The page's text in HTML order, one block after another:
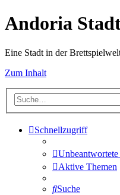
Andoria
Eine Stadt in der
Zum Inhalt
Schnellzugriff
Aktive Themen
Suche